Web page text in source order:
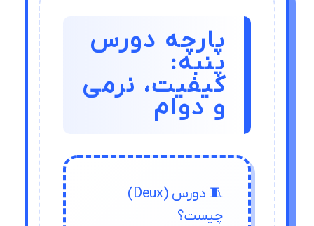
پارچه دورس
پنبه:
کیفیت، نرمی
و دوام
🧵 دورس (Deux)
چیست؟